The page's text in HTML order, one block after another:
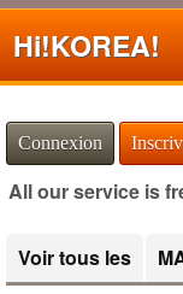
Hi!KOREA!
Connexion
All our service is
Voir tous les